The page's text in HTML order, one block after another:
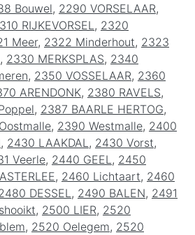
Bouwel, 2290 VORSELAAR,
RIJKEVORSEL , 2320
Meer, 2322 Minderhout, 2323
, 2330 MERKSPLAS, 2340
, 2350 VOSSELAAR, 2360
ARENDONK, 2380 RAVELS,
, 2387 BAARLE HERTOG,
, 2390 Westmalle, 2400
, 2430 LAAKDAL , 2430 Vorst,
Veerle, 2440 GEEL , 2450
, 2460 Lichtaart, 2460
DESSEL , 2490 BALEN, 2491
, 2500 LIER, 2520
, 2520 Oelegem, 2520